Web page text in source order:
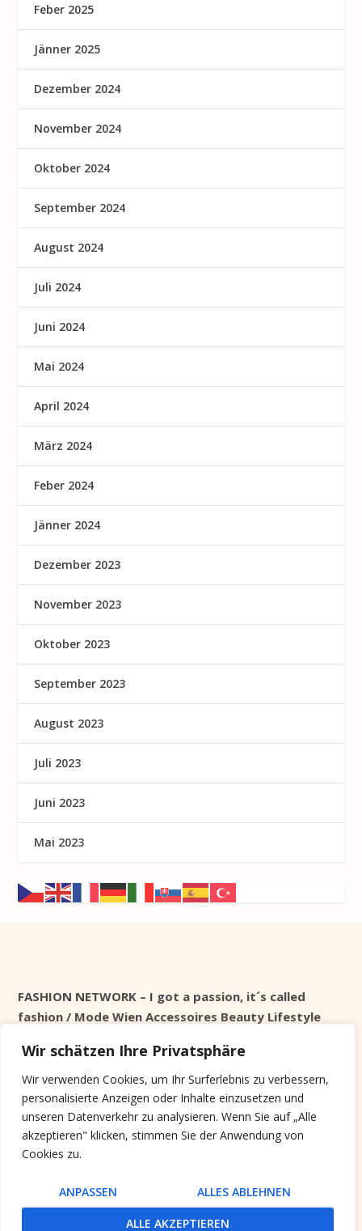
Wir schätzen Ihre Privatsphäre
Wir verwenden Cookies, um Ihr Surferlebnis zu verbessern,
personalisierte Anzeigen oder Inhalte einzusetzen und
unseren Datenverkehr zu analysieren. Wenn Sie auf „Alle
akzeptieren" klicken, stimmen Sie der Anwendung von
Cookies zu.
ANPASSEN ALLES ABLEHNEN
ALLE AKZEPTIEREN
Feber 2025
Jänner 2025
Dezember 2024
November 2024
Oktober 2024
September 2024
August 2024
Juli 2024
Juni 2024
Mai 2024
April 2024
März 2024
Feber 2024
Jänner 2024
Dezember 2023
November 2023
Oktober 2023
September 2023
August 2023
Juli 2023
Juni 2023
Mai 2023
FASHION NETWORK – I got a passion, it´s called
fashion / Mode Wien Accessoires Beauty Lifestyle
Seit 1998 online
Cookie Info
Diese Website verwendet keine Tracking Cookies,
sondern nur Systemrelevante, die nach der Session